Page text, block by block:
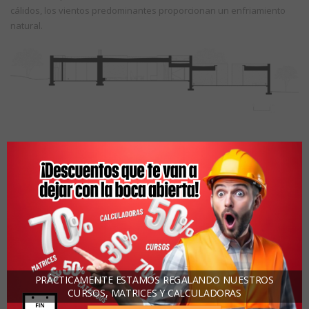
cálidos, los vientos predominantes proporcionan un enfriamiento
natural.
Al minimizar las aperturas de puertas y ventanas en las estrechas
fachadas este y oeste, la ganancia de calor solar se reduce.
Los salientes profundos dirigen las brisas que cruzan la ventilación
que prevalecen en los espacios, protegen de la luz solar del verano
y capturan la luz de invierno para el calentamiento pasivo. La
vivienda cuenta con un sistema de recolección de agua de lluvia.
Desde un estacionamiento se dirige al visitante a través de un corto
paseo por un camino estrecho que va revelando las vistas oscuras
PRÁCTICAMENTE ESTAMOS REGALANDO NUESTROS
CURSOS, MATRICES Y CALCULADORAS